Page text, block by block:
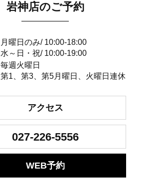
岩神店のご予約
月曜日のみ/ 10:00-18:00
水～日・祝/ 10:00-19:00
毎週火曜日
第1、第3、第5月曜日、火曜日連休
アクセス
027-226-5556
WEB予約